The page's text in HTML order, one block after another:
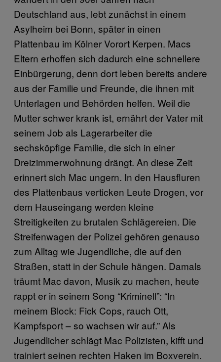
Deutschland aus, lebt zunächst in einem
Asylheim bei Bonn, später in einen
Plattenbau im Kölner Vorort Kerpen. Macs
Eltern erhoffen sich dadurch eine schnellere
Einbürgerung, denn dort leben bereits andere
aus der Familie und Freunde, die ihnen mit
Unterlagen und Behörden helfen. Weil die
Mutter schwer krank ist, ernährt der Vater mit
seinem Job als Lagerarbeiter die
sechsköpfige Familie, die sich in einer
Dreizimmerwohnung drängt. An diese Zeit
erinnert sich Mac ungern. In den Hausfluren
des Plattenbaus verticken Leute Drogen, vor
dem Hauseingang werden kleine
Streitigkeiten zu brutalen Schlägereien. Die
Streifenwagen der Polizei gehören genauso
zum Alltag wie Jugendliche, die auf den
Straßen, statt in der Schule hängen. Damals
träumt Mac davon, Musik zu machen, heute
rappt er in seinem Song “Kriminell”: “In
meinem Block: Fick Cops, rauch Ott,
Kampfsport – so wachsen wir auf.” Als
Jugendlicher schlägt Mac Polizisten, kifft und
trainiert seinen rechten Haken im Boxverein.